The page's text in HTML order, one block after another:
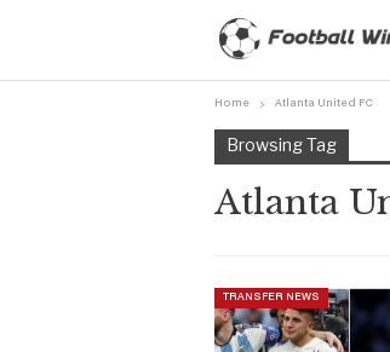
Home Atlanta United FC
Browsing Tag
Atlanta
TRANSFER NEWS